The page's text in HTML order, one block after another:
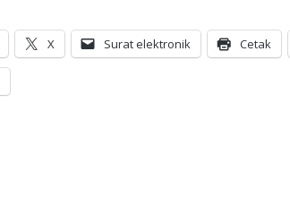
X Surat elektronik Cetak